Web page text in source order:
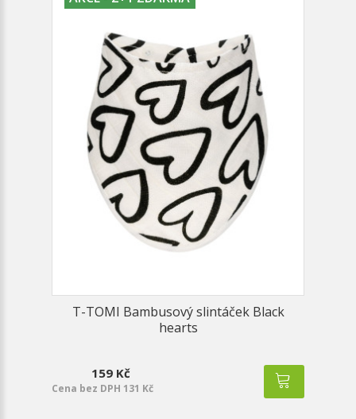
T-TOMI Bambusový slintáček Black
hearts
159 Kč
Cena bez DPH 131 Kč